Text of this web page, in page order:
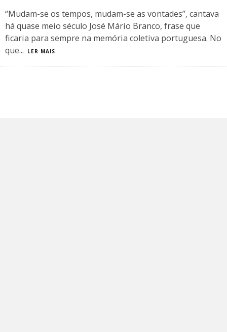
“Mudam-se os tempos, mudam-se as vontades”, cantava
há quase meio século José Mário Branco, frase que
ficaria para sempre na memória coletiva portuguesa. No
que... LER MAIS